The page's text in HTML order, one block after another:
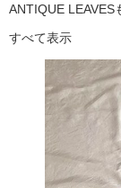
ANTIQUE
すべて表示